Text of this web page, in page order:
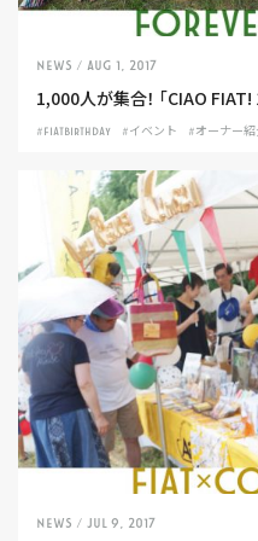
NEWS / Aug 1, 2017
1,000人が集合！ 「CIAO
#FIATBIRTHDAY #イベント #オーナー紹
NEWS / Jul 9, 2017